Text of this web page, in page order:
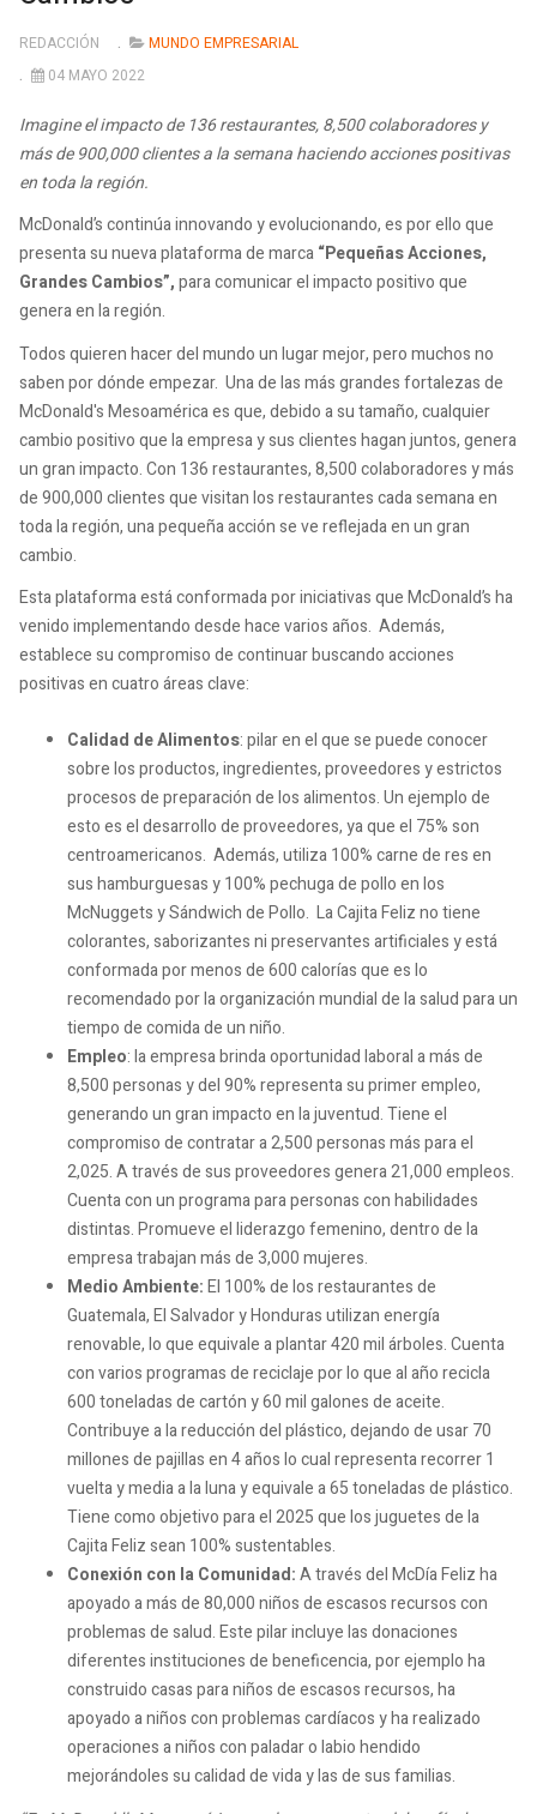
REDACCIÓN
MUNDO EMPRESARIAL
04 MAYO 2022
Imagine el impacto de 136 restaurantes, 8,500 colaboradores y
más de 900,000 clientes a la semana haciendo acciones positivas
en toda la región.
McDonald’s continúa innovando y evolucionando, es por ello que
presenta su nueva plataforma de marca“Pequeñas Acciones,
Grandes Cambios”,para comunicar el impacto positivo que
genera en la región.
Todos quieren hacer del mundo un lugar mejor, pero muchos no
saben por dónde empezar. Una de las más grandes fortalezas de
McDonald's Mesoamérica es que, debido a su tamaño, cualquier
cambio positivo que la empresa y sus clientes hagan juntos, genera
un gran impacto. Con 136 restaurantes, 8,500 colaboradores y más
de 900,000 clientes que visitan los restaurantes cada semana en
toda la región, una pequeña acción se ve reflejada en un gran
cambio.
Esta plataforma está conformada por iniciativas que McDonald’s ha
venido implementando desde hace varios años. Además,
establece su compromiso de continuar buscando acciones
positivas en cuatro áreas clave:
Calidad de Alimentos: pilar en el que se puede conocer
sobre los productos, ingredientes, proveedores y estrictos
procesos de preparación de los alimentos. Un ejemplo de
esto es el desarrollo de proveedores, ya que el 75% son
centroamericanos. Además, utiliza 100% carne de res en
sus hamburguesas y 100% pechuga de pollo en los
McNuggets y Sándwich de Pollo. La Cajita Feliz no tiene
colorantes, saborizantes ni preservantes artificiales y está
conformada por menos de 600 calorías que es lo
recomendado por la organización mundial de la salud para un
tiempo de comida de un niño.
Empleo: la empresa brinda oportunidad laboral a más de
8,500 personas y del 90% representa su primer empleo,
generando un gran impacto en la juventud. Tiene el
compromiso de contratar a 2,500 personas más para el
2,025. A través de sus proveedores genera 21,000 empleos.
Cuenta con un programa para personas con habilidades
distintas. Promueve el liderazgo femenino, dentro de la
empresa trabajan más de 3,000 mujeres.
Medio Ambiente:El 100% de los restaurantes de
Guatemala, El Salvador y Honduras utilizan energía
renovable, lo que equivale a plantar 420 mil árboles. Cuenta
con varios programas de reciclaje por lo que al año recicla
600 toneladas de cartón y 60 mil galones de aceite.
Contribuye a la reducción del plástico, dejando de usar 70
millones de pajillas en 4 años lo cual representa recorrer 1
vuelta y media a la luna y equivale a 65 toneladas de plástico.
Tiene como objetivo para el 2025 que los juguetes de la
Cajita Feliz sean 100% sustentables.
Conexión con la Comunidad:A través del McDía Feliz ha
apoyado a más de 80,000 niños de escasos recursos con
problemas de salud. Este pilar incluye las donaciones
diferentes instituciones de beneficencia, por ejemplo ha
construido casas para niños de escasos recursos, ha
apoyado a niños con problemas cardíacos y ha realizado
operaciones a niños con paladar o labio hendido
mejorándoles su calidad de vida y las de sus familias.